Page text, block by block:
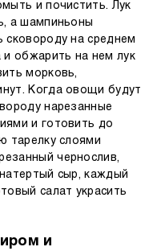
и почистить. Лук
а шампиньоны
сковороду на среднем
и обжарить на нем лук
морковь,
Когда овощи будут
нарезанные
и готовить до
тарелку слоями
чернослив,
сыр, каждый
салат украсить
и